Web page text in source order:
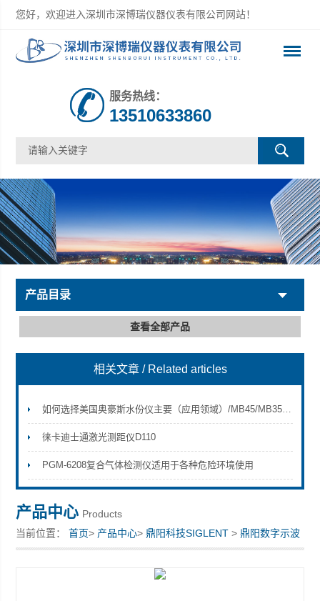
您好，欢迎进入深圳市深博瑞仪器仪表有限公司网站！
深圳市深博瑞仪器仪表有限公司
服务热线：
13510633860
产品目录
查看全部产品
相关文章 / Related articles
如何选择美国奥豪斯水份仪主要（应用领域）/MB45/MB35/MB23/MB25
徕卡迪士通激光测距仪D110
PGM-6208复合气体检测仪适用于各种危险环境使用
产品中心 Products
当前位置：首页> 产品中心>鼎阳科技SIGLENT >鼎阳数字示波
器